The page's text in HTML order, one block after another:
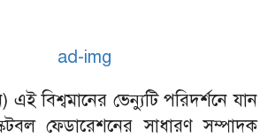
বিশ্বমানের ভেন্যুটি পরিদর্শনে যান
ফেডারেশনের সাধারণ সম্পাদক